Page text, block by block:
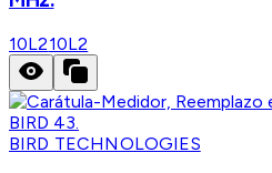
10L210L2
BIRD TECHNOLOGIES